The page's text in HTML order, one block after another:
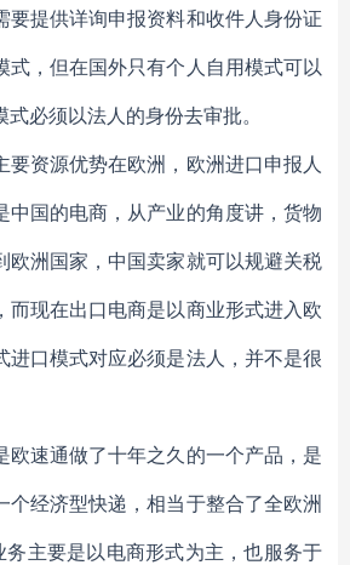
要提供详询申报资料和收件人身份证
式，但在国外只有个人自用模式可以
必须以法人的身份去审批。
要资源优势在欧洲，欧洲进口申报人
中国的电商，从产业的角度讲，货物
欧洲国家，中国卖家就可以规避关税
而现在出口电商是以商业形式进入欧
进口模式对应必须是法人，并不是很
欧速通做了十年之久的一个产品，是
个经济型快递，相当于整合了全欧洲
务主要是以电商形式为主，也服务于